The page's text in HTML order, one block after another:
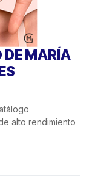
DE MARÍA
alto rendimiento